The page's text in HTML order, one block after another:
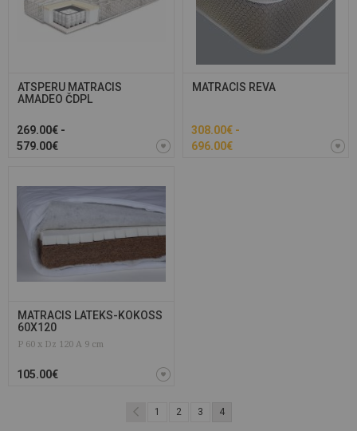
ATSPERU MATRACIS
AMADEO ČDPL
269.00€ -
579.00€
MATRACIS REVA
308.00€ -
696.00€
MATRACIS LATEKS-KOKOSS
60X120
P 60 x Dz 120 A 9 cm
105.00€
1 2 3 4